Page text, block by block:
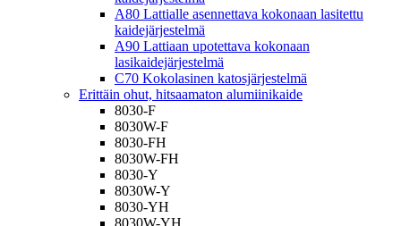
A80 Lattialle asennettava kokonaan lasitettu
kaidejärjestelmä
A90 Lattiaan upotettava kokonaan
lasikaidejärjestelmä
C70 Kokolasinen katosjärjestelmä
Erittäin ohut, hitsaamaton alumiinikaide
8030-F
8030W-F
8030-FH
8030W-FH
8030-Y
8030W-Y
8030-YH
8030W-YH